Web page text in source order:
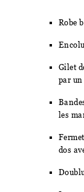
Robe
Gilet
par
les
dos